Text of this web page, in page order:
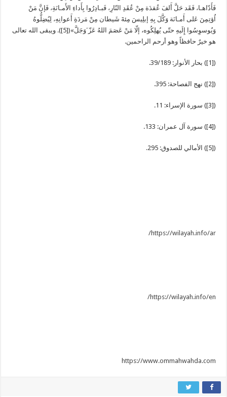
فَأَدّاهـا، فَقَد حَلَّ أَلفَ عُقدَة مِنْ عُقَدِ النّارِ، فَبـادِرُوا بِأَداءِ الأَمـانَةِ، فَإنَّ مَنْ
اُؤتِمِنَ عَلى أَمـانَة وَكَّلَ بِهِ إبلِيسَ مِئةَ شَيطان مِنْ مَردَةِ أَعوانِهِ، لِيُضِلُّوهُ
وَيُوسوِسُوا إِلَيهِ حتّى يُهلِكُوه، إلّا مَنْ عَصَمَ اللهُ عَزّ َوَجَلَّ»([5]). ويبقى الله تعالى
هو خيرٌ حافظاً وهو أرحم الراحمين.
([1]) بحار الأنوار: 39/189.
([2]) نهج الفصاحة: 395.
([3]) سورة الإسراء: 11.
([4]) سورة آل عمران: 133.
([5]) الأمالي للصدوق: 295.
https://wilayah.info/ar/
https://wilayah.info/en/
https://www.ommahwahda.com